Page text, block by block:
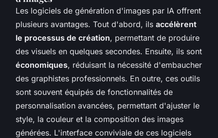
Les logiciels de génération d'images par IA offrent
plusieurs avantages. Tout d'abord, ils accélèrent
le processus de création, permettant de produire
des visuels en quelques secondes. Ensuite, ils sont
économiques, réduisant la nécessité d'embaucher
des graphistes professionnels. En outre, ces outils
sont souvent équipés de fonctionnalités de
personnalisation avancées, permettant d'ajuster le
style, la couleur et la composition des images
générées. L'interface conviviale de ces logiciels